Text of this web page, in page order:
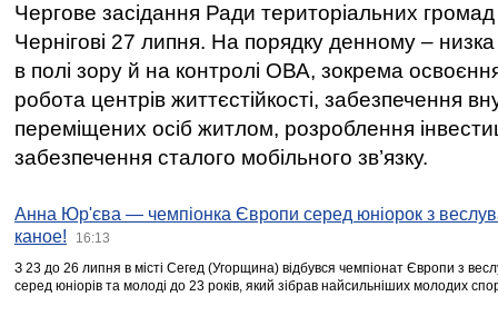
Чергове засідання Ради територіальних громад
Чернігові 27 липня. На порядку денному –
в полі зору й на контролі ОВА, зокрема освоєння
робота центрів життєстійкості, забезпечення
переміщених осіб житлом, розроблення
забезпечення сталого мобільного зв’язку.
Анна Юр'єва — чемпіонка Європи серед юніорок з
каное!
16:13
З 23 до 26 липня в місті Сегед (Угорщина) відбувся чемпіонат Європи з
серед юніорів та молоді до 23 років, який зібрав найсильніших молодих